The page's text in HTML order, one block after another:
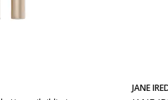
JANE